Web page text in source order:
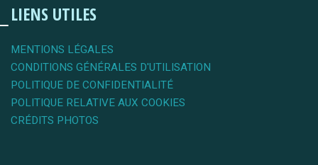
LIENS UTILES
MENTIONS LÉGALES
CONDITIONS GÉNÉRALES D'UTILISATION
POLITIQUE DE CONFIDENTIALITÉ
POLITIQUE RELATIVE AUX COOKIES
CRÉDITS PHOTOS